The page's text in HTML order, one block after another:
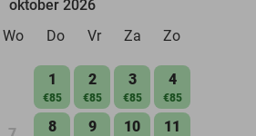
oktober 2026
Wo Do Vr Za Zo
1
€85
2
€85
3
€85
4
€85
8 9 10 11